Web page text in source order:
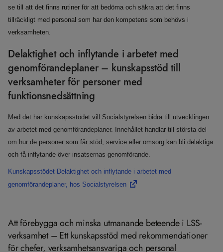
se till att det finns rutiner för att bedöma och säkra att det finns
tillräckligt med personal som har den kompetens som behövs i
verksamheten.
​Delaktighet och inflytande i arbetet med
genomförandeplaner – kunskapsstöd till
verksamheter för personer med
funktionsnedsättning
Med det här kunskapsstödet vill Socialstyrelsen bidra till utvecklingen
av arbetet med genomförandeplaner. Innehållet handlar till största del
om hur de personer som får stöd, service eller omsorg kan bli delaktiga
och få inflytande över insatsernas genomförande.
Kunskapsstödet Delaktighet och inflytande i arbetet med
genomförandeplaner, hos Socialstyrelsen
​Att förebygga och minska utmanande beteende i LSS-
verksamhet – Ett kunskapsstöd med rekommendationer
för chefer, verksamhetsansvariga och personal